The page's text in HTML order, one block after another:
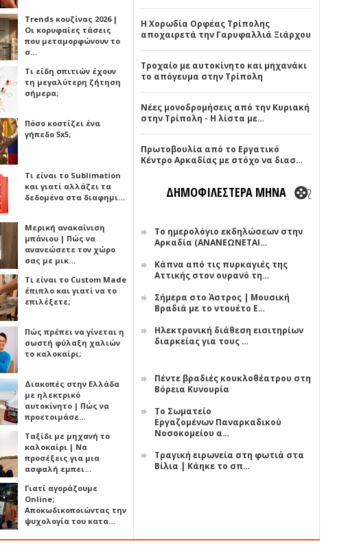
Trends κουζίνας 2026 |
Οι κορυφαίες τάσεις
που μεταμορφώνουν το
σ…
Τι είδη σπιτιών έχουν
τη μεγαλύτερη ζήτηση
σήμερα;
Πόσο κοστίζει ένα
γήπεδο 5x5;
Τι είναι το Sublimation
και γιατί αλλάζει τα
δεδομένα στα διαφημι…
Μερική ανακαίνιση
μπάνιου | Πώς να
ανανεώσετε τον χώρο
σας με μικ…
Τι είναι το Custom Made
έπιπλο και γιατί να το
επιλέξετε;
Πώς πρέπει να γίνεται η
σωστή φύλαξη χαλιών
το καλοκαίρι;
Διακοπές στην Ελλάδα
με ηλεκτρικό
αυτοκίνητο | Πώς να
προετοιμάσε…
Ταξίδι με μηχανή το
καλοκαίρι | Να
προσέξεις για μια
ασφαλή εμπει…
Γιατί αγοράζουμε
Online;
Αποκωδικοποιώντας την
ψυχολογία του κατα…
Η Χορωδία Ορφέας Τρίπολης
αποχαιρετά την Γαρυφαλλιά Ξιάρχου
Τροχαίο με αυτοκίνητο και μηχανάκι
το απόγευμα στην Τρίπολη
Νέες μονοδρομήσεις από την Κυριακή
στην Τρίπολη - Η λίστα με…
Πρωτοβουλία από το Εργατικό
Κέντρο Αρκαδίας με στόχο να διασ…
ΔΗΜΟΦΙΛΕΣΤΕΡΑ ΜΗΝΑ
Το ημερολόγιο εκδηλώσεων στην
Αρκαδία (ΑΝΑΝΕΩΝΕΤΑΙ…
Κάπνα από τις πυρκαγιές της
Αττικής στον ουρανό τη…
Σήμερα στο Άστρος | Μουσική
Βραδιά με το ντουέτο Ε…
Ηλεκτρονική διάθεση εισιτηρίων
διαρκείας για τους …
Πέντε βραδιές κουκλοθέατρου στη
Βόρεια Κυνουρία
Το Σωματείο
Εργαζομένων Παναρκαδικού
Νοσοκομείου α…
Τραγική ειρωνεία στη φωτιά στα
Βίλια | Κάηκε το σπ…